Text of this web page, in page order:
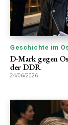
Geschichte im
D-Mark gegen
der DDR
24/06/2026